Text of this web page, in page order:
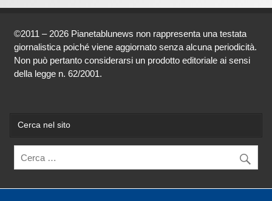
©2011 – 2026 Pianetablunews non rappresenta una testata
giornalistica poiché viene aggiornato senza alcuna periodicità.
Non può pertanto considerarsi un prodotto editoriale ai sensi
della legge n. 62/2001.
Cerca nel sito